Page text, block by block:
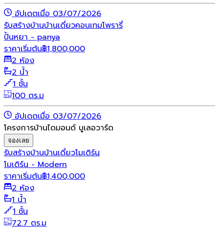
อัปเดตเมื่อ 03/07/2026
รับสร้างบ้านบ้านเดี่ยวคอนเทมโพรารี่
ปั้นหยา - panya
ราคาเริ่มต้น฿1,800,000
2 ห้อง
2 น้ำ
1 ชั้น
100 ตร.ม
อัปเดตเมื่อ 03/07/2026
โครงการบ้านไดมอนด์ บูเลอวาร์ด
จองเลย
รับสร้างบ้านบ้านเดี่ยวโมเดิร์น
โมเดิร์น - Modern
ราคาเริ่มต้น฿1,400,000
2 ห้อง
1 น้ำ
1 ชั้น
72.7 ตร.ม